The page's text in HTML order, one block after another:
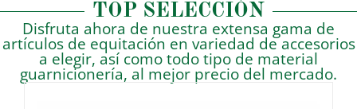
TOP SELECCIÓN
Disfruta ahora de nuestra extensa gama de
artículos de equitación en variedad de accesorios
a elegir, así como todo tipo de material
guarnicionería, al mejor precio del mercado.